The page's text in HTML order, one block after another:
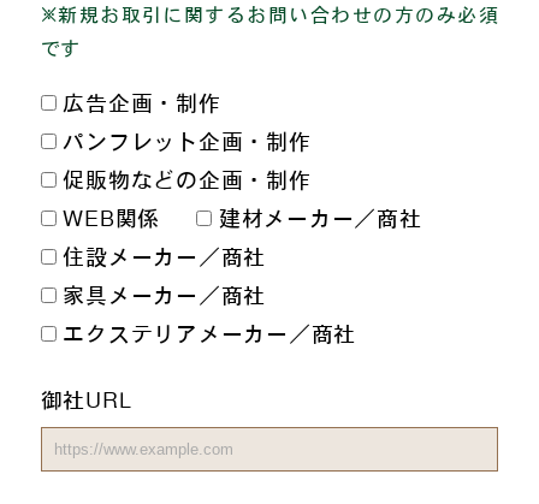
※新規お取引に関するお問い合わせの方のみ必須
です
広告企画・制作
パンフレット企画・制作
促販物などの企画・制作
WEB関係
建材メーカー／商社
住設メーカー／商社
家具メーカー／商社
エクステリアメーカー／商社
御社URL